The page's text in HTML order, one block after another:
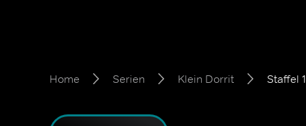
Home Serien Klein Dorrit Staffel 1